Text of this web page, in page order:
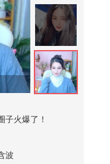
！？快来在除夕解
你说...
竟是诸葛亮祖
子火爆了！
波